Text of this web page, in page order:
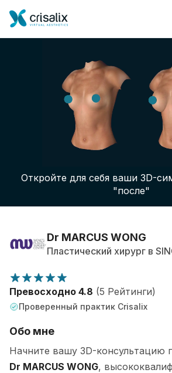
Главная хирурга
Бизнес Платформа
Планы
Откройте для себя ваши 3D-
"после"
Dr MARCUS WONG
Пластический хирург в
Превосходно 4.8 (5 Рейтинги)
Проверенный практик Crisalix
Обо мне
Начните вашу 3D-консультацию
Dr MARCUS WONG,